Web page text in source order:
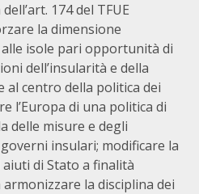
174 del TFUE
la dimensione
isole pari opportunità di
dell’insularità e della
centro della politica dei
l’Europa di una politica di
delle misure e degli
insulari; modificare la
di Stato a finalità
la disciplina dei